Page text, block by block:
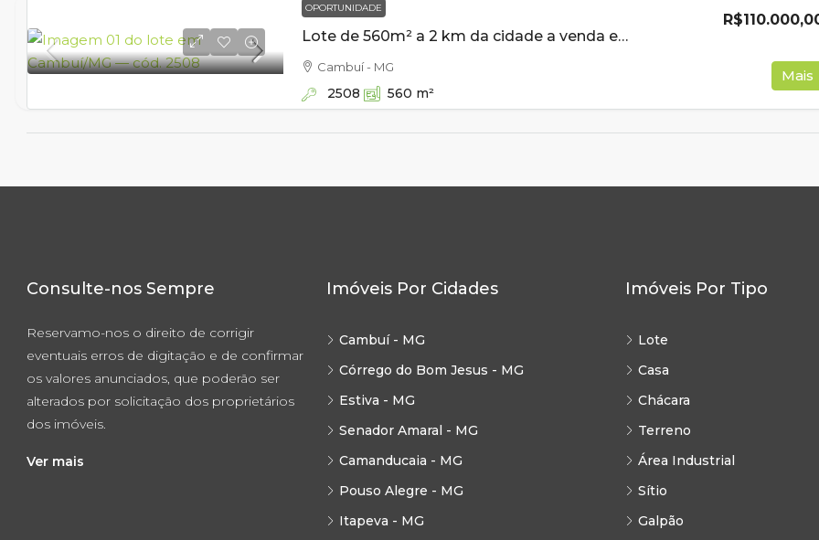
OPORTUNIDADE
Lote de 560m² a 2 km da cidade a venda em Cambui MG
Cambuí - MG
2508 560 m²
Mais
Consulte-nos Sempre
Reservamo-nos o direito de corrigir
eventuais erros de digitação e de confirmar
os valores anunciados, que poderão ser
alterados por solicitação dos proprietários
dos imóveis.
Ver mais
Imóveis Por Cidades
Cambuí - MG
Córrego do Bom Jesus - MG
Estiva - MG
Senador Amaral - MG
Camanducaia - MG
Pouso Alegre - MG
Itapeva - MG
Imóveis Por Tipo
Lote
Casa
Chácara
Terreno
Área Industrial
Sítio
Galpão